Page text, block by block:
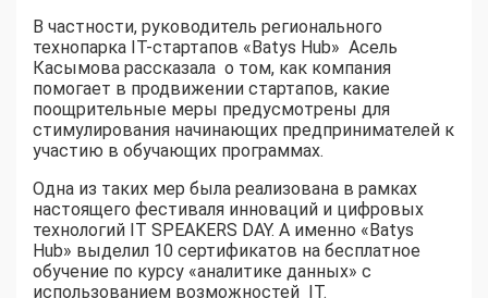
В частности, руководитель регионального
технопарка IT-стартапов «Batys Hub» Асель
Касымова рассказала о том, как компания
помогает в продвижении стартапов, какие
поощрительные меры предусмотрены для
стимулирования начинающих предпринимателей к
участию в обучающих программах.
Одна из таких мер была реализована в рамках
настоящего фестиваля инноваций и цифровых
технологий IT SPEAKERS DAY. А именно «Batys
Hub» выделил 10 сертификатов на бесплатное
обучение по курсу «аналитике данных» с
использованием возможностей IT.